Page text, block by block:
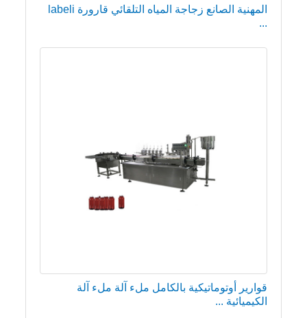
المهنية الصانع زجاجة المياه التلقائي قارورة labeli
...
قوارير أوتوماتيكية بالكامل ملء آلة ملء آلة
الكيميائية ...